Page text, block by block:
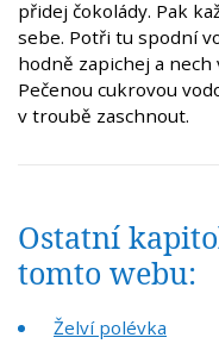
přidej čokolády. Pak
sebe. Potři tu spodní
hodně zapichej a
Pečenou cukrovou
v troubě zaschnout.
Ostatní
tomto webu:
Želví polévka